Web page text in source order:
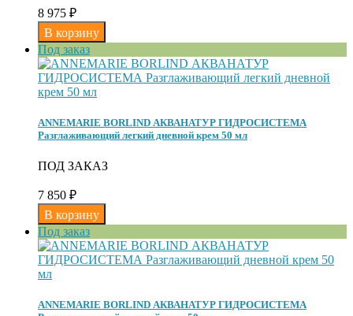
8 975 ₽
Под заказ
ANNEMARIE BORLIND АКВАНАТУР ГИДРОСИСТЕМА
Разглаживающий легкий дневной крем 50 мл
ПОД ЗАКАЗ
7 850 ₽
Под заказ
ANNEMARIE BORLIND АКВАНАТУР ГИДРОСИСТЕМА